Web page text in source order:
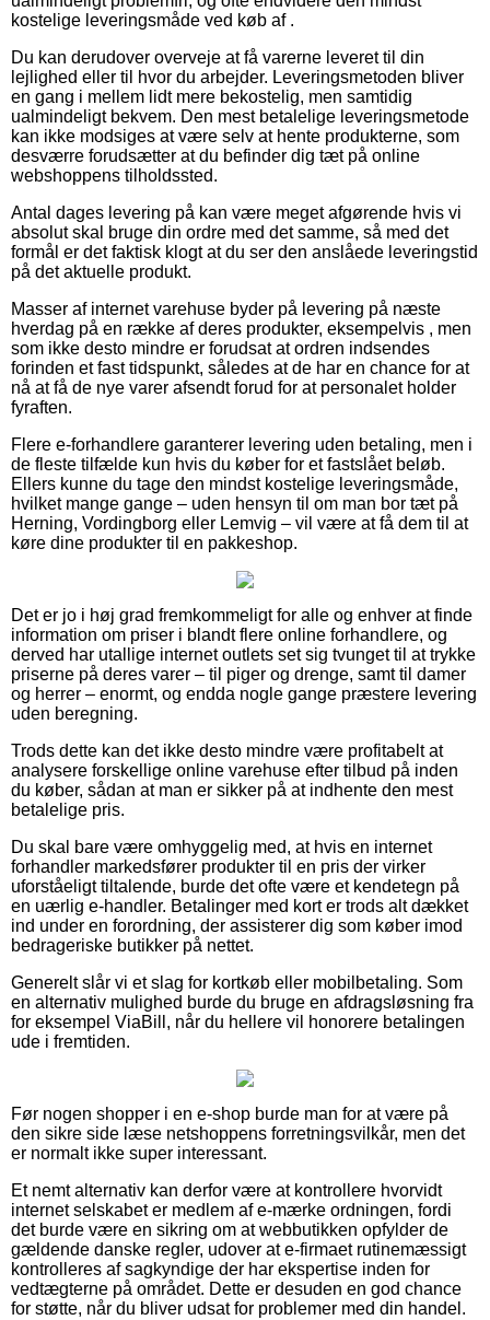
kostelige leveringsmåde ved køb af .
Du kan derudover overveje at få varerne leveret til din
lejlighed eller til hvor du arbejder. Leveringsmetoden bliver
en gang i mellem lidt mere bekostelig, men samtidig
ualmindeligt bekvem. Den mest betalelige leveringsmetode
kan ikke modsiges at være selv at hente produkterne, som
desværre forudsætter at du befinder dig tæt på online
webshoppens tilholdssted.
Antal dages levering på kan være meget afgørende hvis vi
absolut skal bruge din ordre med det samme, så med det
formål er det faktisk klogt at du ser den anslåede leveringstid
på det aktuelle produkt.
Masser af internet varehuse byder på levering på næste
hverdag på en række af deres produkter, eksempelvis , men
som ikke desto mindre er forudsat at ordren indsendes
forinden et fast tidspunkt, således at de har en chance for at
nå at få de nye varer afsendt forud for at personalet holder
fyraften.
Flere e-forhandlere garanterer levering uden betaling, men i
de fleste tilfælde kun hvis du køber for et fastslået beløb.
Ellers kunne du tage den mindst kostelige leveringsmåde,
hvilket mange gange – uden hensyn til om man bor tæt på
Herning, Vordingborg eller Lemvig – vil være at få dem til at
køre dine produkter til en pakkeshop.
Det er jo i høj grad fremkommeligt for alle og enhver at finde
information om priser i blandt flere online forhandlere, og
derved har utallige internet outlets set sig tvunget til at trykke
priserne på deres varer – til piger og drenge, samt til damer
og herrer – enormt, og endda nogle gange præstere levering
uden beregning.
Trods dette kan det ikke desto mindre være profitabelt at
analysere forskellige online varehuse efter tilbud på inden
du køber, sådan at man er sikker på at indhente den mest
betalelige pris.
Du skal bare være omhyggelig med, at hvis en internet
forhandler markedsfører produkter til en pris der virker
uforståeligt tiltalende, burde det ofte være et kendetegn på
en uærlig e-handler. Betalinger med kort er trods alt dækket
ind under en forordning, der assisterer dig som køber imod
bedrageriske butikker på nettet.
Generelt slår vi et slag for kortkøb eller mobilbetaling. Som
en alternativ mulighed burde du bruge en afdragsløsning fra
for eksempel ViaBill, når du hellere vil honorere betalingen
ude i fremtiden.
Før nogen shopper i en e-shop burde man for at være på
den sikre side læse netshoppens forretningsvilkår, men det
er normalt ikke super interessant.
Et nemt alternativ kan derfor være at kontrollere hvorvidt
internet selskabet er medlem af e-mærke ordningen, fordi
det burde være en sikring om at webbutikken opfylder de
gældende danske regler, udover at e-firmaet rutinemæssigt
kontrolleres af sagkyndige der har ekspertise inden for
vedtægterne på området. Dette er desuden en god chance
for støtte, når du bliver udsat for problemer med din handel.